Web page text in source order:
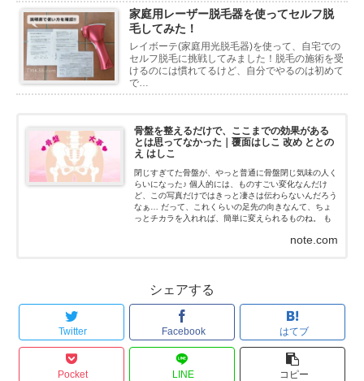
家庭用レーザー脱毛器を使ってセルフ脱
毛してみた！
レイボーテ(家庭用光脱毛器)を使って、自宅での
セルフ脱毛に挑戦してみました！脱毛の施術を受
けるのには慣れてるけど、自分でやるのは初めて
で…
骨盤を整えるだけで、ここまでの効果がある
とは思ってなかった｜覆面はしこ 改め ととの
え はしこ
閉じすぎてた骨盤が、やっと普通に骨盤閉じ気味の人く
らいになった♪ 個人的には、ものすごい変化なんだけ
ど、この写真だけではきっと凄さは伝わらないんだろう
なぁ… だって、これくらいの足先の向きなんて、ちょ
っとチカラを入れれば、簡単に変えられるものね。 も
note.com
シェアする
Twitter Facebook はてブ
Pocket LINE コピー